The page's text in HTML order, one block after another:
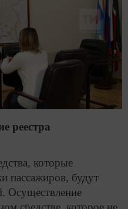
реестра
которые
пассажиров, будут
Осуществление